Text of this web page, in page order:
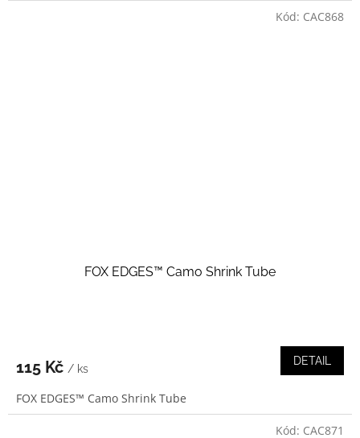
FOX EDGES™ Camo Shrink Tube
115 Kč / ks
DETAIL
FOX EDGES™ Camo Shrink Tube
Kód: CAC868
Kód: CAC871